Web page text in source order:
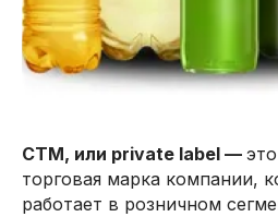
Проекты
Услуги
Контакты
О нас
СТМ, или private label —
торговая марка компании,
работает в розничном